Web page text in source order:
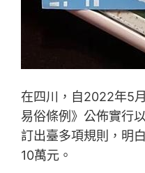
在四川，自2022年5
易俗條例》公佈實行
訂出臺多項規則，明
10萬元。